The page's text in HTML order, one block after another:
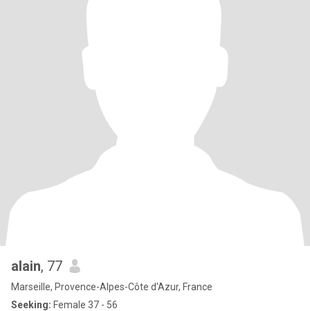
alain, 77
Marseille, Provence-Alpes-Côte d'Azur, France
Seeking: Female 37 - 56